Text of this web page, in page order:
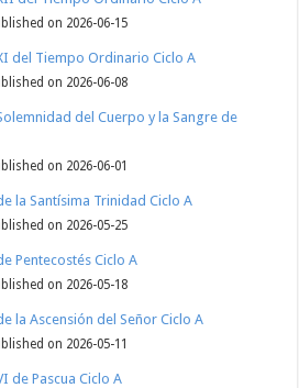
on 2026-06-15
del Tiempo Ordinario Ciclo A
on 2026-06-08
del Cuerpo y la Sangre de
on 2026-06-01
la Santísima Trinidad Ciclo A
on 2026-05-25
Pentecostés Ciclo A
on 2026-05-18
la Ascensión del Señor Ciclo A
on 2026-05-11
de Pascua Ciclo A